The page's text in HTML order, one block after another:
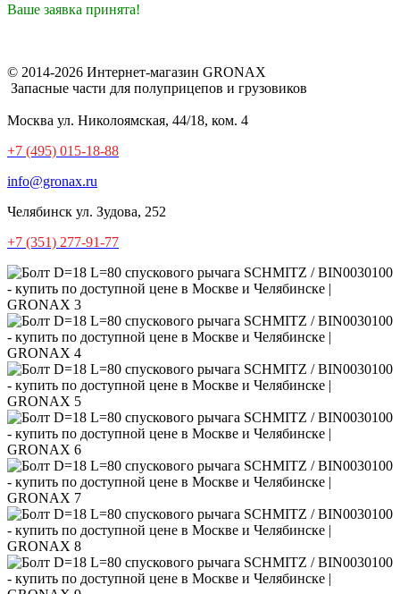
Ваше заявка принята!
© 2014-2026 Интернет-магазин GRONAX
Запасные части для полуприцепов и грузовиков
Москва ул. Николоямская, 44/18, ком. 4
+7 (495) 015-18-88
info@gronax.ru
Челябинск ул. Зудова, 252
+7 (351) 277-91-77